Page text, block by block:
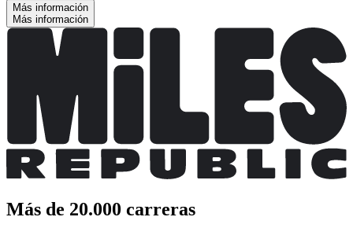
Más información
Más información
Más de 20.000 carreras